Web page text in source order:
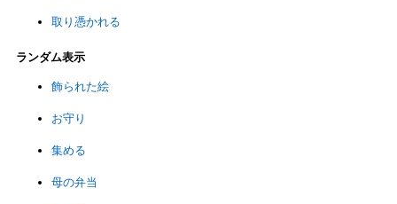
取り憑かれる
ランダム表示
飾られた絵
お守り
集める
母の弁当